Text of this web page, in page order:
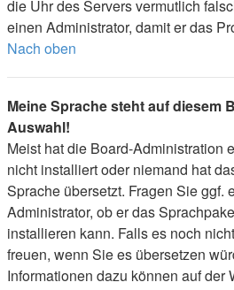
die Uhr des Servers vermutlich
einen Administrator, damit er das
Nach oben
Meine Sprache steht auf diesem
Auswahl!
Meist hat die Board-Administration
nicht installiert oder niemand hat
Sprache übersetzt. Fragen Sie ggf.
Administrator, ob er das
installieren kann. Falls es noch
freuen, wenn Sie es übersetzen
Informationen dazu können auf der